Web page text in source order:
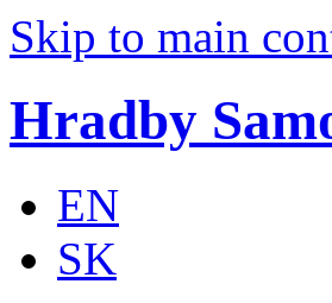
Skip to main
Hradby
EN
SK